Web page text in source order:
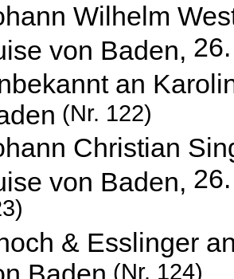
Wilhelm
von Baden,
an
(Nr. 122)
Christian
von Baden,
& Esslinger
Baden (Nr. 124)